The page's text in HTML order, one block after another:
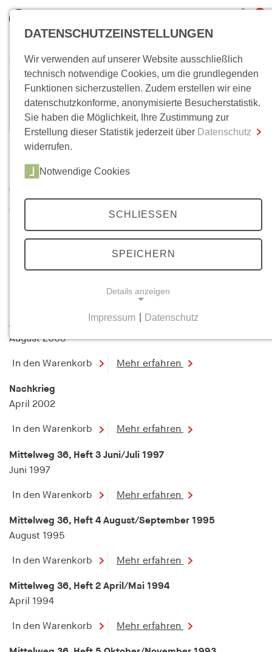
inkl. MwSt.
0,00 €
Zum Warenkorb Zur Kasse
Wo bin ich?
Alfons Söllner
Zeitschriften
Vernetzte Gesellschaft
August 2013
In den Warenkorb Mehr erfahren
Dezember 2008
Mehr erfahren
Amerikabilder
August 2003
In den Warenkorb Mehr erfahren
Nachkrieg
April 2002
In den Warenkorb Mehr erfahren
Mittelweg 36, Heft 3 Juni/Juli 1997
Juni 1997
In den Warenkorb Mehr erfahren
Mittelweg 36, Heft 4 August/September 1995
August 1995
In den Warenkorb Mehr erfahren
Mittelweg 36, Heft 2 April/Mai 1994
April 1994
In den Warenkorb Mehr erfahren
DATENSCHUTZEINSTELLUNGEN
Wir verwenden auf unserer Website ausschließlich
technisch notwendige Cookies, um die grundlegenden
Funktionen sicherzustellen. Zudem erstellen wir eine
datenschutzkonforme, anonymisierte Besucherstatistik.
Sie haben die Möglichkeit, Ihre Zustimmung zur
Erstellung dieser Statistik jederzeit über Datenschutz
widerrufen.
Notwendige Cookies
SCHLIESSEN
SPEICHERN
Details anzeigen
Notwendige Cookies helfen dabei, eine Webseite
nutzbar zu machen, indem sie Grundfunktionen
wie Seitennavigation und Zugriff auf sichere
Bereiche der Webseite ermöglichen. Die Webseite
kann ohne diese Cookies nicht richtig
Name:
hamburger-edition.de
Speichert den Zustimmungsstatus des Benutzers
für Cookies auf der aktuellen Domäne.
Cookie Laufzeit:
1 Jahr
Impressum Datenschutz